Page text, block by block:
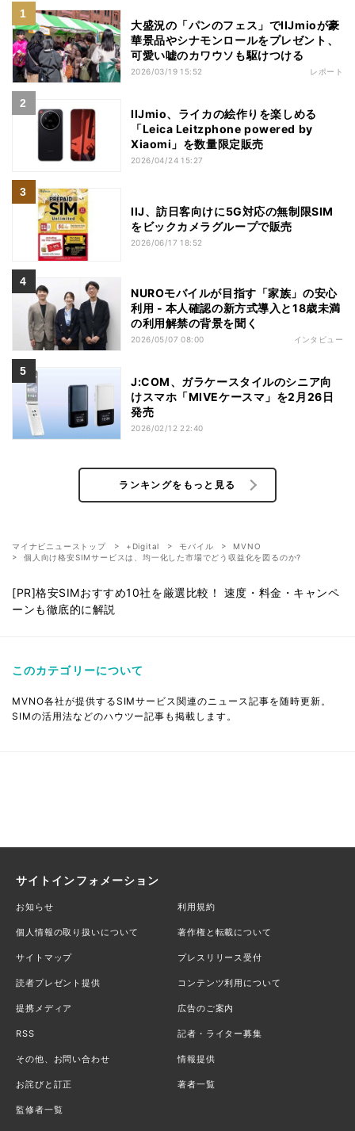
大盛況の「パンのフェス」でIIJmioが豪
華景品やシナモンロールをプレゼント、
可愛い嘘のカワウソも駆けつける
2026/03/19 15:52 レポート
IIJmio、ライカの絵作りを楽しめる
「Leica Leitzphone powered by
Xiaomi」を数量限定販売
2026/04/24 15:27
IIJ、訪日客向けに5G対応の無制限SIM
をビックカメラグループで販売
2026/06/17 18:52
NUROモバイルが目指す「家族」の安心
利用 - 本人確認の新方式導入と18歳未満
の利用解禁の背景を聞く
2026/05/07 08:00 インタビュー
J:COM、ガラケースタイルのシニア向
けスマホ「MIVEケースマ」を2月26日
発売
2026/02/12 22:40
ランキングをもっと見る
マイナビニューストップ +Digital モバイル
MVNO
個人向け格安SIMサービスは、均一化した市場でどう収益化を図るのか?
[PR]格安SIMおすすめ10社を厳選比較！ 速度・料金・キャンペ
ーンも徹底的に解説
このカテゴリーについて
MVNO各社が提供するSIMサービス関連のニュース記事を随時更新。
SIMの活用法などのハウツー記事も掲載します。
サイトインフォメーション
お知らせ 利用規約
個人情報の取り扱いについて 著作権と転載について
サイトマップ プレスリリース受付
読者プレゼント提供 コンテンツ利用について
提携メディア 広告のご案内
RSS 記者・ライター募集
その他、お問い合わせ 情報提供
お詫びと訂正 著者一覧
監修者一覧